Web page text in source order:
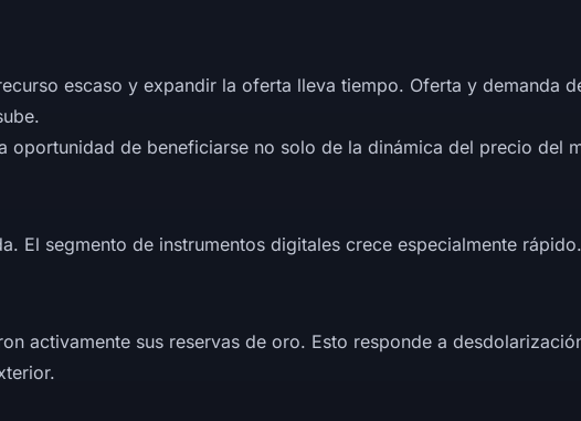
escaso y expandir la oferta lleva tiempo. Oferta y demanda
oportunidad de beneficiarse no solo de la dinámica del precio del
El segmento de instrumentos digitales crece especialmente
activamente sus reservas de oro. Esto responde a